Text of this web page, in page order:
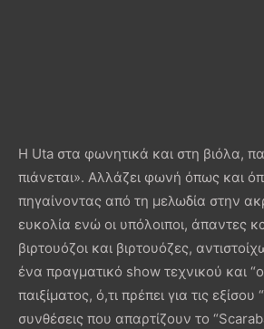
Η Uta στα φωνητικά και στη βιόλα,
πιάνεται». Αλλάζει φωνή όπως και
πηγαίνοντας από τη μελωδία στην
ευκολία ενώ οι υπόλοιποι, άπαντες
βιρτουόζοι και βιρτουόζες,
ένα πραγματικό show τεχνικού και
παιξίματος, ό,τι πρέπει για τις
συνθέσεις που απαρτίζουν το